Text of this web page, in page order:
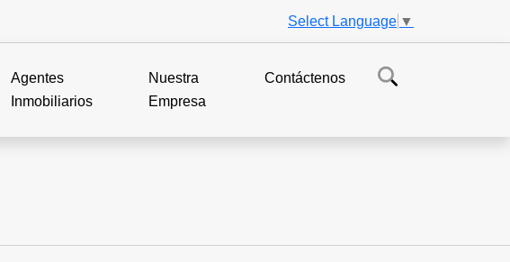
Select Language ▼
Agentes
Inmobiliarios
Nuestra
Empresa
Contáctenos